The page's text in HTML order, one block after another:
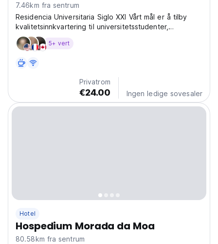
7.46km fra sentrum
Residencia Universitaria Siglo XXI Vårt mål er å tilby
kvalitetsinnkvartering til universitetsstudenter,
kombinere behovene for fleksibilitet og privatliv, og
fremme sosiale relasjoner.
5+ vert
Privatrom
€24.00 Ingen ledige sovesaler
Hotel
Hospedium Morada da Moa
80.58km fra sentrum